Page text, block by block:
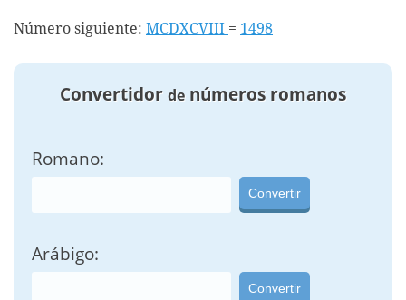
Número siguiente: MCDXCVIII = 1498
Convertidor de números romanos
Romano:
Convertir
Arábigo:
Convertir